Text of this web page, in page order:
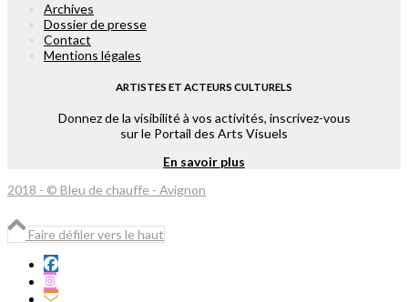
Archives
Dossier de presse
Contact
Mentions légales
ARTISTES ET ACTEURS CULTURELS
Donnez de la visibilité à vos activités, inscrivez-vous
sur le Portail des Arts Visuels
En savoir plus
2018 - © Bleu de chauffe - Avignon
Faire défiler vers le haut